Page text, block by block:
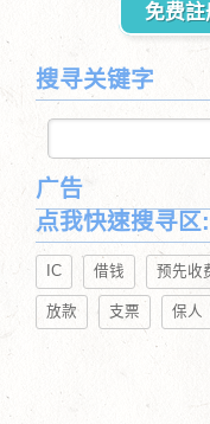
免费註
搜寻关键字
广告
点我快速搜寻区:
IC 借钱 预先收
放款 支票 保人